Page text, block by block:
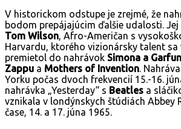
V historickom odstupe je zrejmé, že
bodom prepájajúcim ďalšie udalosti.
Tom Wilson, Afro-Američan s
Harvardu, ktorého vizionársky talent sa
premietol do nahrávok Simona a
Zappu a Mothers of Invention.
Yorku počas dvoch frekvencií 15.-16.
nahrávka „Yesterday“ s Beatles a
vznikala v londýnskych štúdiách Abbey
čase, 14. a 17. júna 1965.